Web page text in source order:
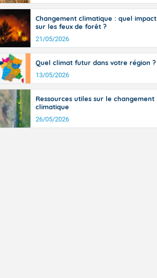
Aquitaine,
de-
sont
sont
un peu
du pays en
Des
le Jura et
de
et
sur le
en
h. Côté
entre
en Anjou.
pointes
Changement climatique : quel impact
sur les feux de forêt ?
21/05/2026
Quel climat futur dans votre région ?
13/05/2026
Ressources utiles sur le changement
climatique
26/05/2026